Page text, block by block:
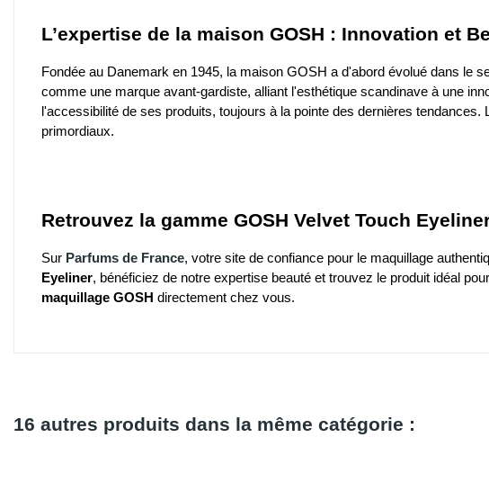
L’expertise de la maison GOSH : Innovation et
Fondée au Danemark en 1945, la maison GOSH a d'abord évolué dans le
comme une marque avant-gardiste, alliant l'esthétique scandinave à une
l'accessibilité de ses produits, toujours à la pointe des dernières
primordiaux.
Retrouvez la gamme GOSH Velvet Touch
Sur Parfums de France, votre site de confiance pour le maquillage
Eyeliner, bénéficiez de notre expertise beauté et trouvez le produit idéal
maquillage GOSH directement chez vous.
16 autres produits dans la même catégorie :